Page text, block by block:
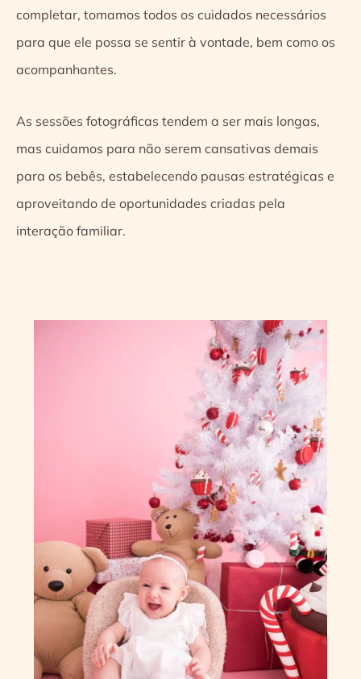
completar, tomamos todos os cuidados necessários
para que ele possa se sentir à vontade, bem como os
acompanhantes.
As sessões fotográficas tendem a ser mais longas,
mas cuidamos para não serem cansativas demais
para os bebês, estabelecendo pausas estratégicas e
aproveitando de oportunidades criadas pela
interação familiar.